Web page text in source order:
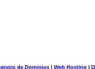
de Dominios| Web Hosting |